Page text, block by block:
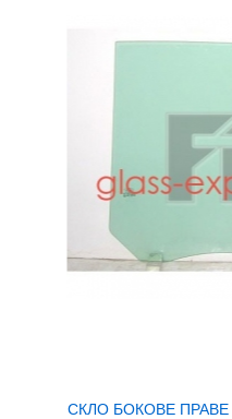
СКЛО БОКОВЕ ПРАВЕ